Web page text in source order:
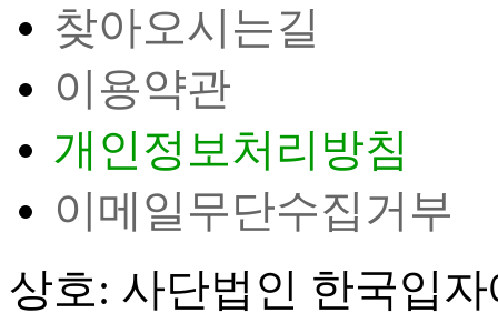
찾아오시는길
이용약관
개인정보처리방침
이메일무단수집거부
상호: 사단법인 한국입